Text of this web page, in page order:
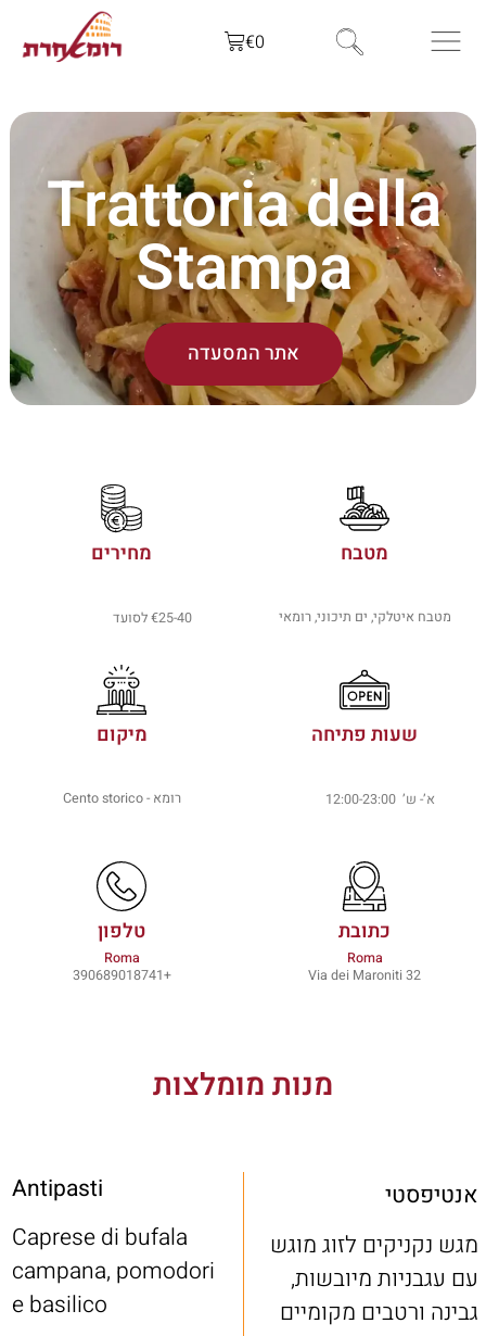
€0
Trattoria della
Stampa
אתר המסעדה
מטבח מחירים
מטבח איטלקי, ים תיכוני, רומאי €25-40 לסועד
שעות פתיחה מיקום
א’- ש’ 12:00-23:00 רומא - Cento storico
כתובת
Roma
Via dei Maroniti 32
טלפון
Roma
+390689018741
מנות מומלצות
אנטיפסטי
מגש נקניקים לזוג מוגש
עם עגבניות מיובשות,
גבינה ורטבים מקומיים
Antipasti
Caprese di bufala
campana, pomodori
e basilico